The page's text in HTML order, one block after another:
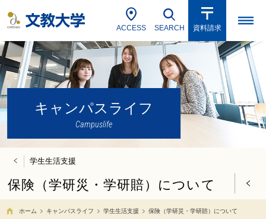
ACCESS SEARCH 資料請求
キャンパスライフ
Campuslife
学生生活支援
保険（学研災・学研賠）について
ホーム キャンパスライフ 学生生活支援 保険（学研災・学研賠）について